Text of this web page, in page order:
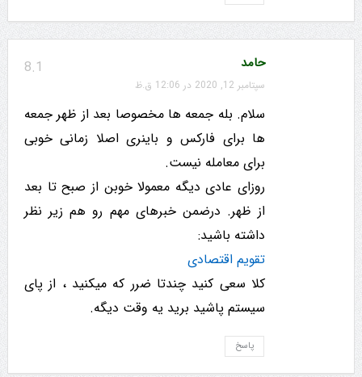
8.1 حامد
سپتامبر 12, 2020 در 12:06 ق.ظ
سلام. بله جمعه ها مخصوصا بعد از ظهر جمعه
ها برای فارکس و باینری اصلا زمانی خوبی
برای معامله نیست.
روزای عادی دیگه معمولا خوبن از صبح تا بعد
از ظهر. درضمن خبرهای مهم رو هم زیر نظر
داشته باشید:
تقویم اقتصادی
کلا سعی کنید چندتا ضرر که میکنید ، از پای
سیستم پاشید برید یه وقت دیگه.
پاسخ